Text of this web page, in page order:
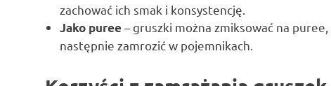
zachować ich smak i konsystencję.
Jako puree– gruszki można zmiksować na
następnie zamrozić w pojemnikach.